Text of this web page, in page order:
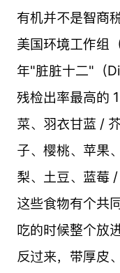
有机并不是智商
美国环境工作组
年"脏脏十二"（
残检出率最高的
菜、羽衣甘蓝 /
子、樱桃、苹果
梨、土豆、蓝莓 /
这些食物有个共
吃的时候整个放
反过来，带厚皮